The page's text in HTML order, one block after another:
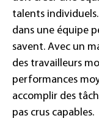
talents
dans une équipe
savent. Avec un
des travailleurs
performances
accomplir des
pas crus capables.